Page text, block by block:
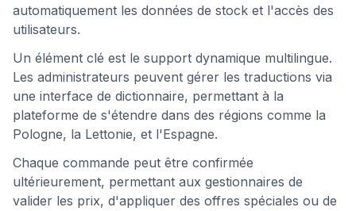
automatiquement les données de stock et l'accès des
utilisateurs.
Un élément clé est le support dynamique multilingue.
Les administrateurs peuvent gérer les traductions via
une interface de dictionnaire, permettant à la
plateforme de s'étendre dans des régions comme la
Pologne, la Lettonie, et l'Espagne.
Chaque commande peut être confirmée
ultérieurement, permettant aux gestionnaires de
valider les prix, d'appliquer des offres spéciales ou de